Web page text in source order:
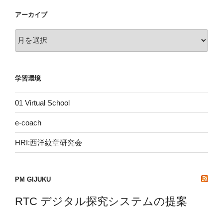
アーカイブ
ー
ブ
学習環境
01 Virtual School
e-coach
HRI:西洋紋章研究会
PM GIJUKU
RTC デジタル探究システムの提案